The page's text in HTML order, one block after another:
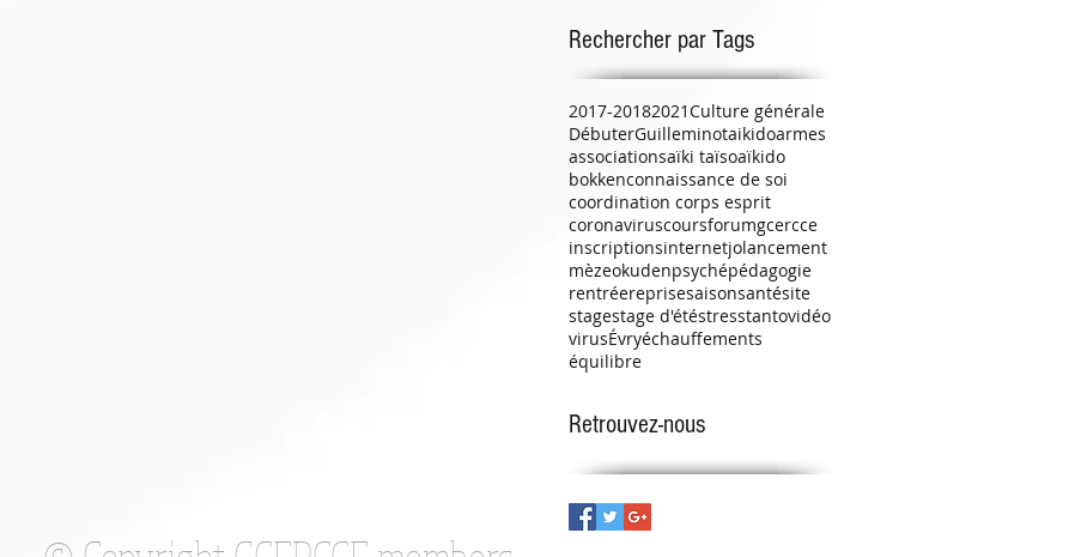
Rechercher par Tags
2017-20182021Culture générale
DébuterGuilleminotaikidoarmes
associationsaïki taïsoaïkido
bokkenconnaissance de soi
coordination corps esprit
coronaviruscoursforumgcercce
inscriptionsinternetjolancement
mèzeokudenpsychépédagogie
rentréereprisesaisonsantésite
stagestage d'étéstresstantovidéo
virusÉvryéchauffements
équilibre
Retrouvez-nous